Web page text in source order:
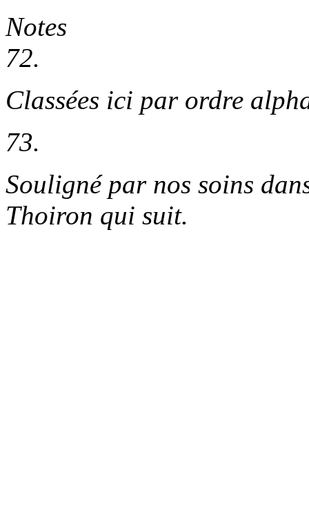
Notes
72.
Classées ici par ordre
73.
Souligné par nos soins
Thoiron qui suit.